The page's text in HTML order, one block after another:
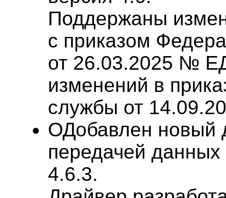
Поддержаны
с приказом
от 26.03.2025 №
изменений в
службы от
ОДобавлен новый
передачей
4.6.3.